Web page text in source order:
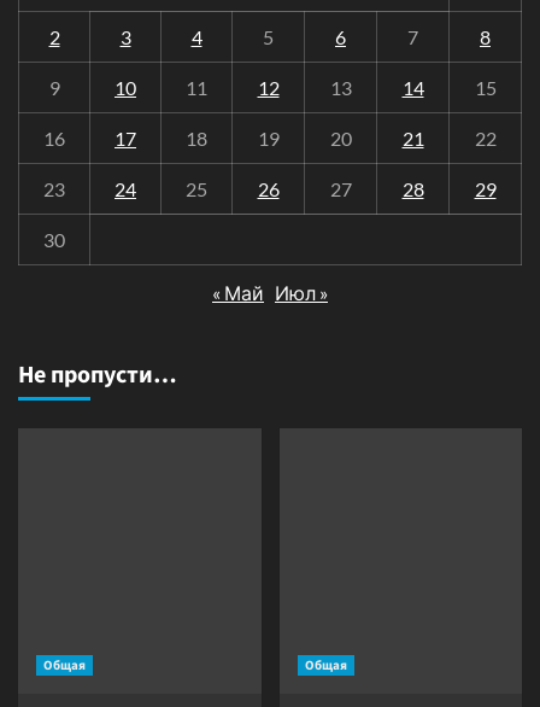
2 3 4 5 6 7 8
9 10 11 12 13 14 15
16 17 18 19 20 21 22
23 24 25 26 27 28 29
30
« Май Июл »
Не пропусти…
Общая Общая